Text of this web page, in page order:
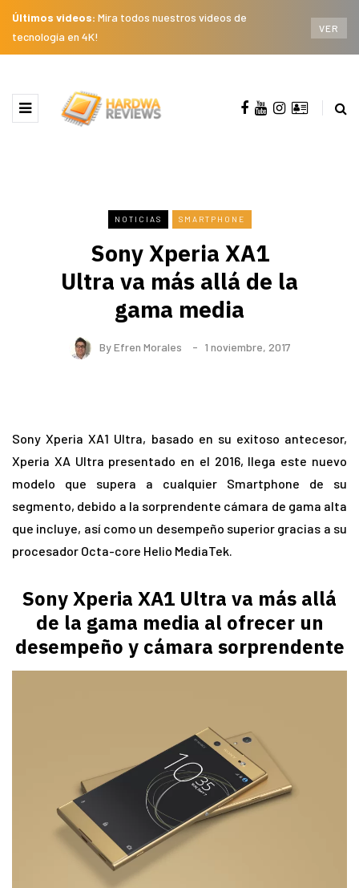
Últimos videos: Mira todos nuestros videos de
tecnología en 4K!
VER
NOTICIAS SMARTPHONE
Sony Xperia XA1
Ultra va más allá de la
gama media
ByEfren Morales 1 noviembre, 2017
Sony Xperia XA1 Ultra, basado en su exitoso antecesor,
Xperia XA Ultra presentado en el 2016, llega este nuevo
modelo que supera a cualquier Smartphone de su
segmento, debido a la sorprendente cámara de gama alta
que incluye, así como un desempeño superior gracias a su
procesador Octa-core Helio MediaTek.
Sony Xperia XA1 Ultra va más allá
de la gama media al ofrecer un
desempeño y cámara sorprendente